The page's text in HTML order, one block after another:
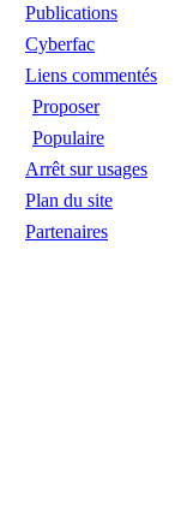
Publications
Cyberfac
Liens commentés
Proposer
Populaire
Arrêt sur usages
Plan du site
Partenaires